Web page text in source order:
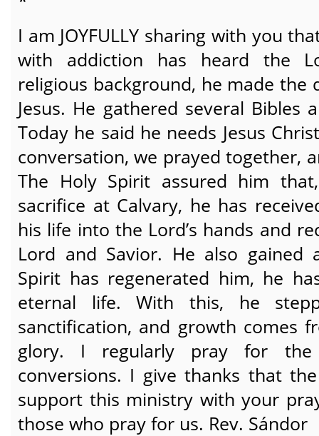
I am JOYFULLY sharing with you
with addiction has heard the
religious background, he made the
Jesus. He gathered several Bibles
Today he said he needs Jesus
conversation, we prayed together,
The Holy Spirit assured him
sacrifice at Calvary, he has
his life into the Lord’s hands and
Lord and Savior. He also gained
Spirit has regenerated him, he
eternal life. With this, he
sanctification, and growth comes
glory. I regularly pray for
conversions. I give thanks that
support this ministry with your
those who pray for us. Rev. Sándor